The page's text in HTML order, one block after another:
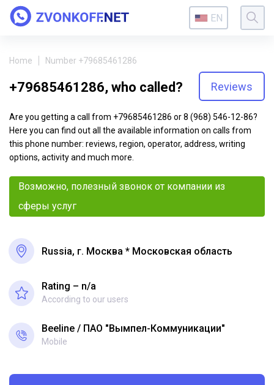
EN
Home Number +79685461286
+79685461286, who called? Reviews
Are you getting a call from +79685461286 or 8 (968) 546-12-86?
Here you can find out all the available information on calls from
this phone number: reviews, region, operator, address, writing
options, activity and much more.
Возможно, полезный звонок от компании из
сферы услуг
Russia, г. Москва * Московская область
Rating – n/a
According to our users
Beeline ПАО "Вымпел-Коммуникации"
Mobile